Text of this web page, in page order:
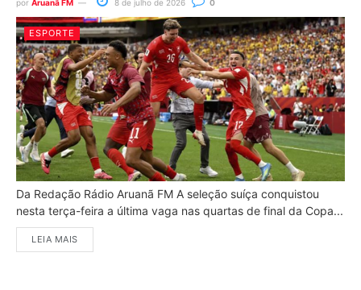
por Aruanã FM 8 de julho de 2026 0
ESPORTE
Da Redação Rádio Aruanã FM A seleção suíça conquistou
nesta terça-feira a última vaga nas quartas de final da Copa...
LEIA MAIS